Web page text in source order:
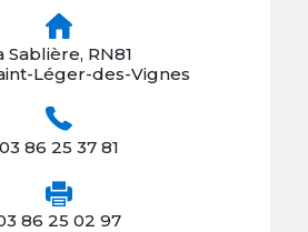
Sablière, RN81
Léger-des-Vignes
03 86 25 37 81
86 25 02 97